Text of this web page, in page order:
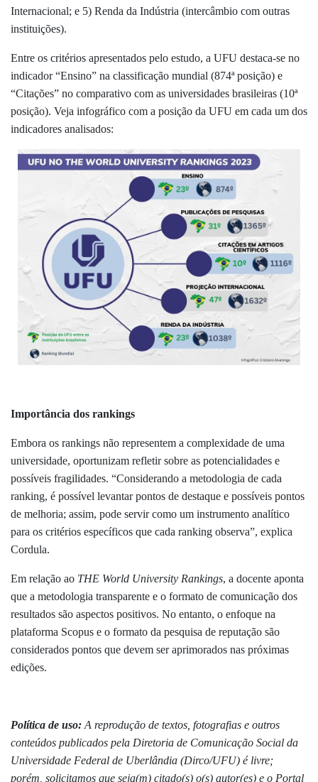
Internacional; e 5) Renda da Indústria (intercâmbio com outras
instituições).
Entre os critérios apresentados pelo estudo, a UFU destaca-se no
indicador “Ensino” na classificação mundial (874ª posição) e
“Citações” no comparativo com as universidades brasileiras (10ª
posição). Veja infográfico com a posição da UFU em cada um dos
indicadores analisados:
Importância dos rankings
Embora os rankings não representem a complexidade de uma
universidade, oportunizam refletir sobre as potencialidades e
possíveis fragilidades. “Considerando a metodologia de cada
ranking, é possível levantar pontos de destaque e possíveis pontos
de melhoria; assim, pode servir como um instrumento analítico
para os critérios específicos que cada ranking observa”, explica
Cordula.
Em relação ao THE World University Rankings, a docente aponta
que a metodologia transparente e o formato de comunicação dos
resultados são aspectos positivos. No entanto, o enfoque na
plataforma Scopus e o formato da pesquisa de reputação são
considerados pontos que devem ser aprimorados nas próximas
edições.
Política de uso: A reprodução de textos, fotografias e outros
conteúdos publicados pela Diretoria de Comunicação Social da
Universidade Federal de Uberlândia (Dirco/UFU) é livre;
porém, solicitamos que seja(m) citado(s) o(s) autor(es) e o Portal